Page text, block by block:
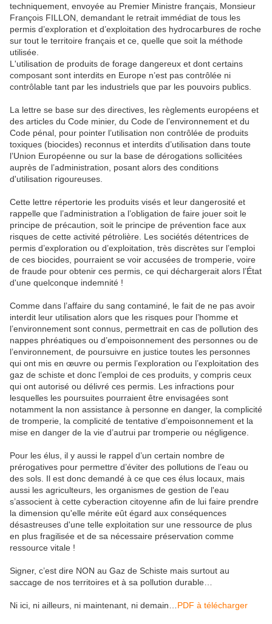
techniquement, envoyée au Premier Ministre français, Monsieur
François FILLON, demandant le retrait immédiat de tous les
permis d’exploration et d’exploitation des hydrocarbures de roche
sur tout le territoire français et ce, quelle que soit la méthode
utilisée.
L'utilisation de produits de forage dangereux et dont certains
composant sont interdits en Europe n’est pas contrôlée ni
contrôlable tant par les industriels que par les pouvoirs publics.
La lettre se base sur des directives, les règlements européens et
des articles du Code minier, du Code de l’environnement et du
Code pénal, pour pointer l’utilisation non contrôlée de produits
toxiques (biocides) reconnus et interdits d’utilisation dans toute
l’Union Européenne ou sur la base de dérogations sollicitées
auprès de l’administration, posant alors des conditions
d'utilisation rigoureuses.
Cette lettre répertorie les produits visés et leur dangerosité et
rappelle que l’administration a l’obligation de faire jouer soit le
principe de précaution, soit le principe de prévention face aux
risques de cette activité pétrolière. Les sociétés détentrices de
permis d’exploration ou d’exploitation, très discrètes sur l’emploi
de ces biocides, pourraient se voir accusées de tromperie, voire
de fraude pour obtenir ces permis, ce qui déchargerait alors l’État
d'une quelconque indemnité !
Comme dans l’affaire du sang contaminé, le fait de ne pas avoir
interdit leur utilisation alors que les risques pour l’homme et
l’environnement sont connus, permettrait en cas de pollution des
nappes phréatiques ou d’empoisonnement des personnes ou de
l’environnement, de poursuivre en justice toutes les personnes
qui ont mis en œuvre ou permis l’exploration ou l’exploitation des
gaz de schiste et donc l’emploi de ces produits, y compris ceux
qui ont autorisé ou délivré ces permis. Les infractions pour
lesquelles les poursuites pourraient être envisagées sont
notamment la non assistance à personne en danger, la complicité
de tromperie, la complicité de tentative d’empoisonnement et la
mise en danger de la vie d’autrui par tromperie ou négligence.
Pour les élus, il y aussi le rappel d’un certain nombre de
prérogatives pour permettre d’éviter des pollutions de l’eau ou
des sols. Il est donc demandé à ce que ces élus locaux, mais
aussi les agriculteurs, les organismes de gestion de l'eau
s’associent à cette cyberaction citoyenne afin de lui faire prendre
la dimension qu'elle mérite eût égard aux conséquences
désastreuses d'une telle exploitation sur une ressource de plus
en plus fragilisée et de sa nécessaire préservation comme
ressource vitale !
Signer, c’est dire NON au Gaz de Schiste mais surtout au
saccage de nos territoires et à sa pollution durable…
Ni ici, ni ailleurs, ni maintenant, ni demain… PDF à télécharger